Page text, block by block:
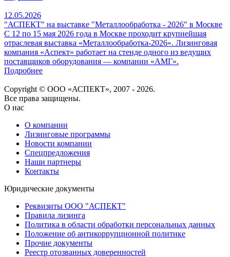
12.05.2026
"АСПЕКТ" на выставке "Металлообработка - 2026" в Москве
С 12 по 15 мая 2026 года в Москве проходит крупнейшая
отраслевая выставка «Металлообработка‑2026». Лизинговая
компания «Аспект» работает на стенде одного из ведущих
поставщиков оборудования — компании «АМГ».
Подробнее
Copyright © ООО «АСПЕКТ», 2007 - 2026.
Все права защищены.
О нас
О компании
Лизинговые программы
Новости компании
Спецпредложения
Наши партнеры
Контакты
Юридические документы
Реквизиты ООО "АСПЕКТ"
Правила лизинга
Политика в области обработки персональных данных
Положение об антикоррупционной политике
Прочие документы
Реестр отозванных доверенностей